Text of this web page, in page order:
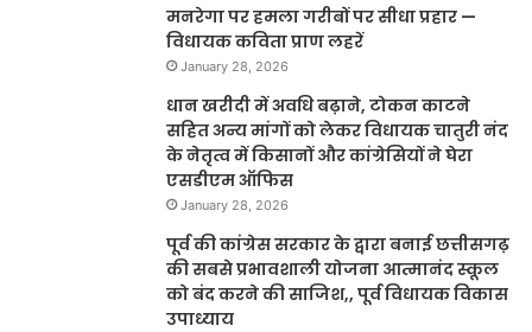
मनरेगा पर हमला गरीबों पर सीधा प्रहार —
विधायक कविता प्राण लहरें
January 28, 2026
धान खरीदी में अवधि बढ़ाने, टोकन काटने
सहित अन्य मांगों को लेकर विधायक चातुरी नंद
के नेतृत्व में किसानों और कांग्रेसियों ने घेरा
एसडीएम ऑफिस
January 28, 2026
पूर्व की कांग्रेस सरकार के द्वारा बनाई छत्तीसगढ़
की सबसे प्रभावशाली योजना आत्मानंद स्कूल
को बंद करने की साजिश,, पूर्व विधायक विकास
उपाध्याय